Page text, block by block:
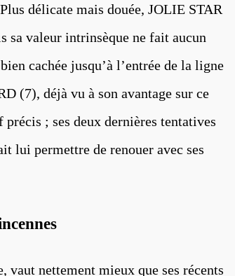
délicate mais douée, JOLIE STAR
sa valeur intrinsèque ne fait aucun
cachée jusqu’à l’entrée de la ligne
(7), déjà vu à son avantage sur ce
; ses deux dernières tentatives
lui permettre de renouer avec ses
nettement mieux que ses récents